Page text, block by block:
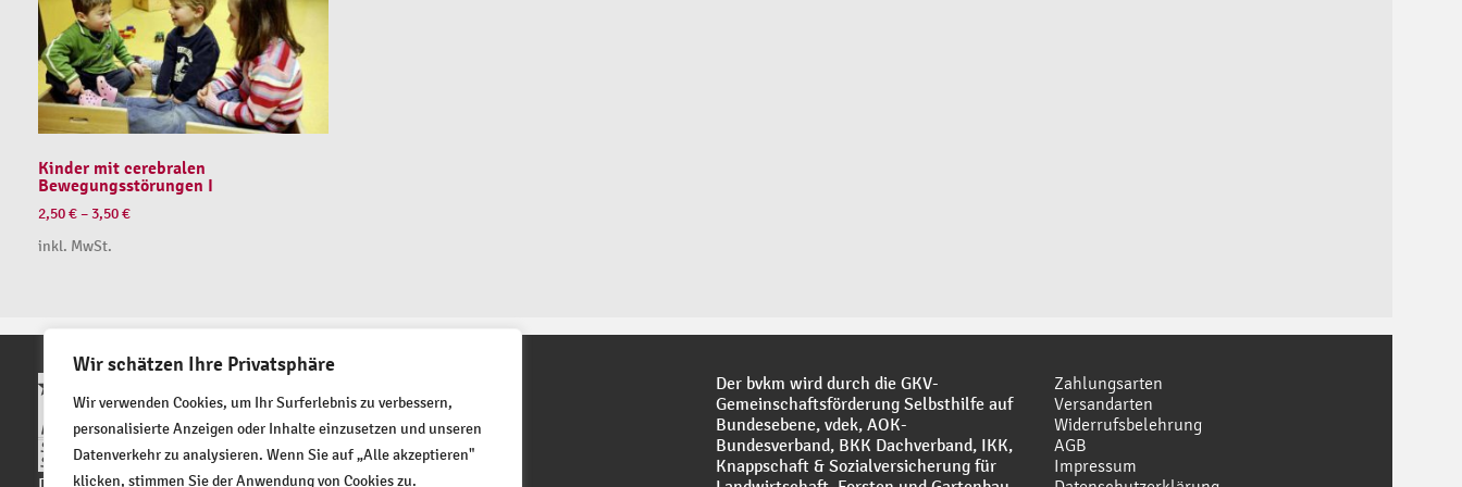
Wir schätzen Ihre Privatsphäre
Wir verwenden Cookies, um Ihr Surferlebnis zu verbessern,
personalisierte Anzeigen oder Inhalte einzusetzen und unseren
Datenverkehr zu analysieren. Wenn Sie auf „Alle akzeptieren"
klicken, stimmen Sie der Anwendung von Cookies zu.
Kinder mit cerebralen
Bewegungsstörungen I
2,50€–3,50€
inkl. MwSt.
Der bvkm wird durch die GKV-
Gemeinschaftsförderung Selbsthilfe auf
Bundesebene, vdek, AOK-
Bundesverband, BKK Dachverband, IKK,
Knappschaft & Sozialversicherung für
Zahlungsarten
Versandarten
Widerrufsbelehrung
AGB
Impressum